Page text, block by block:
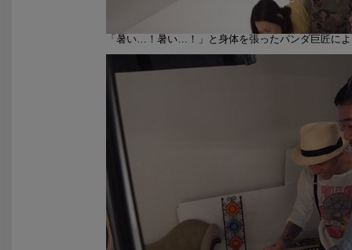
「暑い…！暑い…！」と身体を張ったパンダ巨匠に